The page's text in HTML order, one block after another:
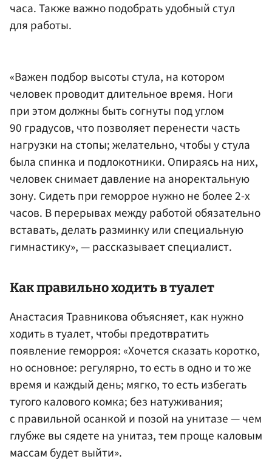
часа. Также важно подобрать удобный стул
для работы.
«Важен подбор высоты стула, на котором
человек проводит длительное время. Ноги
при этом должны быть согнуты под углом
90 градусов, что позволяет перенести часть
нагрузки на стопы; желательно, чтобы у стула
была спинка и подлокотники. Опираясь на них,
человек снимает давление на аноректальную
зону. Сидеть при геморрое нужно не более 2-х
часов. В перерывах между работой обязательно
вставать, делать разминку или специальную
гимнастику», — рассказывает специалист.
Как правильно ходить в туалет
Анастасия Травникова объясняет, как нужно
ходить в туалет, чтобы предотвратить
появление геморроя: «Хочется сказать коротко,
но основное: регулярно, то есть в одно и то же
время и каждый день; мягко, то есть избегать
тугого калового комка; без натуживания;
с правильной осанкой и позой на унитазе — чем
глубже вы сядете на унитаз, тем проще каловым
массам будет выйти».